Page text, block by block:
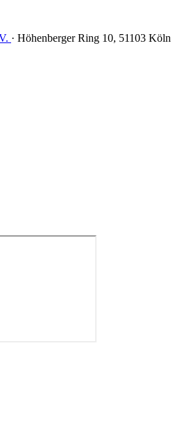
· Höhenberger Ring 10, 51103 Köln